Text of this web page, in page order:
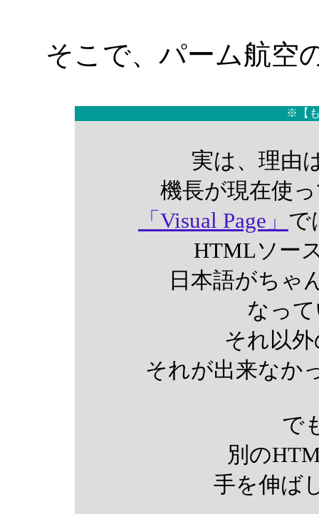
そこで、パーム航空
※【
実は、理由
機長が現在使
「Visual Page」 で
HTMLソー
日本語がちゃ
なっ
それ以
それが出来なか
で
別の
手を伸ば